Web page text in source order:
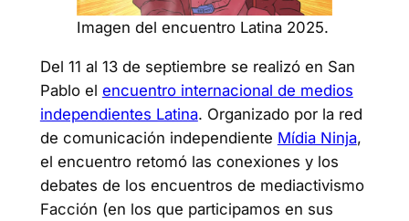
Imagen del encuentro Latina 2025.
Del 11 al 13 de septiembre se realizó en San
Pablo el encuentro internacional de medios
independientes Latina. Organizado por la red
de comunicación independiente Mídia Ninja,
el encuentro retomó las conexiones y los
debates de los encuentros de mediactivismo
Facción (en los que participamos en sus